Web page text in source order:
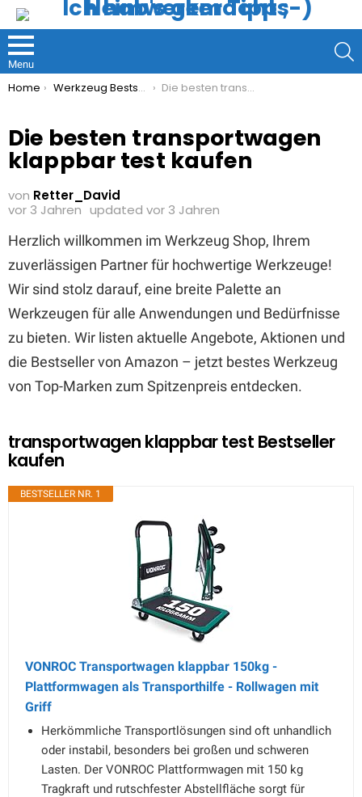
Menu
You are here:
Home Werkzeug Bestseller Die besten transportwagen klappbar test kaufen
Die besten transportwagen
klappbar test kaufen
von Retter_David
vor 3 Jahren updated vor 3 Jahren
Herzlich willkommen im Werkzeug Shop, Ihrem
zuverlässigen Partner für hochwertige Werkzeuge!
Wir sind stolz darauf, eine breite Palette an
Werkzeugen für alle Anwendungen und Bedürfnisse
zu bieten. Wir listen aktuelle Angebote, Aktionen und
die Bestseller von Amazon – jetzt bestes Werkzeug
von Top-Marken zum Spitzenpreis entdecken.
transportwagen klappbar test Bestseller
kaufen
BESTSELLER NR. 1
VONROC Transportwagen klappbar 150kg -
Plattformwagen als Transporthilfe - Rollwagen mit
Griff
Herkömmliche Transportlösungen sind oft unhandlich
oder instabil, besonders bei großen und schweren
Lasten. Der VONROC Plattformwagen mit 150 kg
Tragkraft und rutschfester Abstellfläche sorgt für